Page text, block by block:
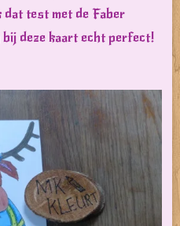
dat test met de Faber
deze kaart echt perfect!